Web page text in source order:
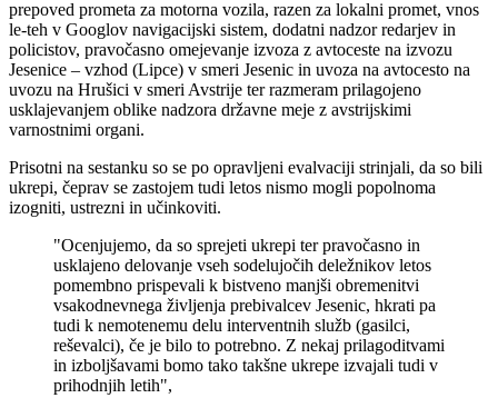
prepoved prometa za motorna vozila, razen za lokalni promet, vnos
le-teh v Googlov navigacijski sistem, dodatni nadzor redarjev in
policistov, pravočasno omejevanje izvoza z avtoceste na izvozu
Jesenice – vzhod (Lipce) v smeri Jesenic in uvoza na avtocesto na
uvozu na Hrušici v smeri Avstrije ter razmeram prilagojeno
usklajevanjem oblike nadzora državne meje z avstrijskimi
varnostnimi organi.
Prisotni na sestanku so se po opravljeni evalvaciji strinjali, da so bili
ukrepi, čeprav se zastojem tudi letos nismo mogli popolnoma
izogniti, ustrezni in učinkoviti.
"Ocenjujemo, da so sprejeti ukrepi ter pravočasno in
usklajeno delovanje vseh sodelujočih deležnikov letos
pomembno prispevali k bistveno manjši obremenitvi
vsakodnevnega življenja prebivalcev Jesenic, hkrati pa
tudi k nemotenemu delu interventnih služb (gasilci,
reševalci), če je bilo to potrebno. Z nekaj prilagoditvami
in izboljšavami bomo tako takšne ukrepe izvajali tudi v
prihodnjih letih",